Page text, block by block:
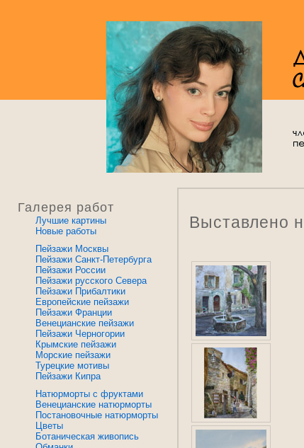
Галерея работ
Лучшие картины
Новые работы
Пейзажи Москвы
Пейзажи Санкт-Петербурга
Пейзажи России
Пейзажи русского Севера
Пейзажи Прибалтики
Европейские пейзажи
Пейзажи Франции
Венецианские пейзажи
Пейзажи Черногории
Крымские пейзажи
Морские пейзажи
Турецкие мотивы
Пейзажи Кипра
Натюрморты с фруктами
Венецианские натюрморты
Постановочные натюрморты
Цветы
Ботаническая живопись
Выставлено